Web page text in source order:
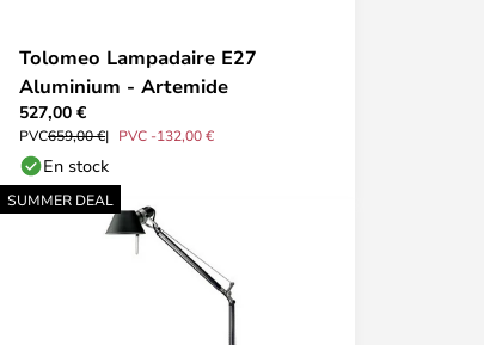
Tolomeo Lampadaire E27
Aluminium - Artemide
527,00 €
PVC659,00 € PVC -132,00 €
En stock
SUMMER DEAL